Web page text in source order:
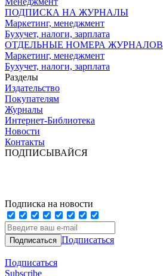
ПОДПИСКА НА ЖУРНАЛЫ
Маркетинг, менеджмент
Бухучет, налоги, зарплата
ОТДЕЛЬНЫЕ НОМЕРА ЖУРНАЛОВ
Маркетинг, менеджмент
Бухучет, налоги, зарплата
Разделы
Издательство
Покупателям
Журналы
Интернет-Библиотека
Новости
Контакты
ПОДПИСЫВАЙСЯ
Подписка на новости
Подписаться
Подписаться
Subscribe